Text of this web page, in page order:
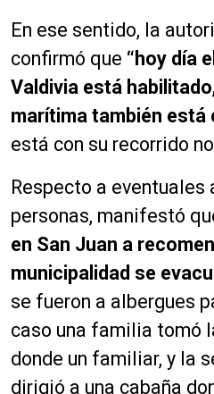
En ese sentido, la
confirmó que “hoy día
Valdivia está
marítima también está
está con su recorrido
Respecto a
personas, manifestó
en San Juan a
municipalidad se
se fueron a albergues
caso una familia tomó
donde un familiar, y la
dirigió a una cabaña